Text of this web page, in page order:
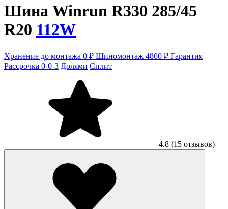
Шина Winrun R330 285/45
R20 112W
Хранение до монтажа 0 ₽ Шиномонтаж 4800 ₽ Гарантия
Рассрочка 0-0-3 Долями Сплит
4.8 (15 отзывов)